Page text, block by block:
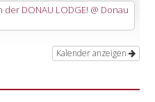
der DONAU LODGE! @ Donau
Kalender anzeigen